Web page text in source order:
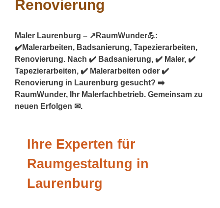
Maler Laurenburg – ↗️RaumWunder💪:
✔️Malerarbeiten, Badsanierung, Tapezierarbeiten,
Renovierung. Nach ✔️ Badsanierung, ✔️ Maler, ✔️
Tapezierarbeiten, ✔️ Malerarbeiten oder ✔️
Renovierung in Laurenburg gesucht? ➡️
RaumWunder, Ihr Malerfachbetrieb. Gemeinsam zu
neuen Erfolgen ✉.
Ihre Experten für
Raumgestaltung in
Laurenburg